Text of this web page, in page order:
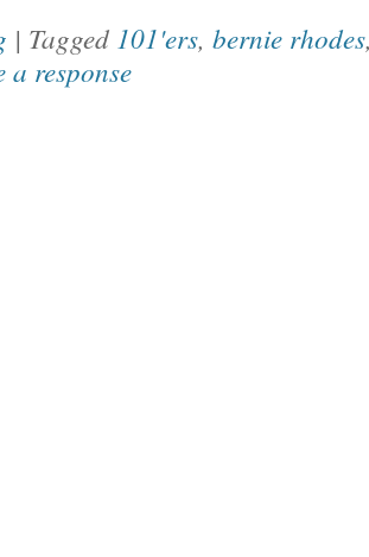
| Tagged 101'ers, bernie rhodes
a response